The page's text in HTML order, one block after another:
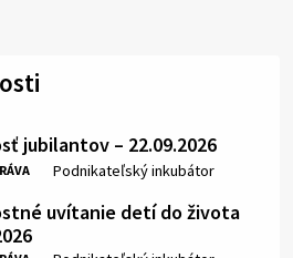
jubilantov – 22.09.2026
Miesto:
Podnikateľský inkubátor
uvítanie detí do života